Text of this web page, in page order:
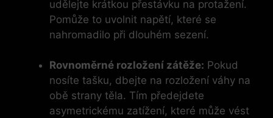
udělejte krátkou přestávku na protažení.
Pomůže to uvolnit napětí, které se
nahromadilo při dlouhém sezení.
Rovnoměrné rozložení zátěže: Pokud
nosíte tašku, dbejte na rozložení váhy na
obě strany těla. Tím předejdete
asymetrickému zatížení, které může vést